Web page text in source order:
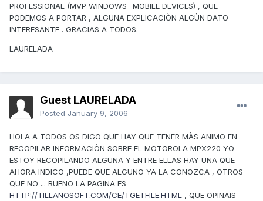
PROFESSIONAL (MVP WINDOWS -MOBILE DEVICES) , QUE
PODEMOS A PORTAR , ALGUNA EXPLICACIÒN ALGÙN DATO
INTERESANTE . GRACIAS A TODOS.
LAURELADA
Guest LAURELADA
Posted January 9, 2006
HOLA A TODOS OS DIGO QUE HAY QUE TENER MÀS ANIMO EN
RECOPILAR INFORMACIÒN SOBRE EL MOTOROLA MPX220 YO
ESTOY RECOPILANDO ALGUNA Y ENTRE ELLAS HAY UNA QUE
AHORA INDICO ,PUEDE QUE ALGUNO YA LA CONOZCA , OTROS
QUE NO ... BUENO LA PAGINA ES
HTTP://TILLANOSOFT.COM/CE/TGETFILE.HTML , QUE OPINAIS